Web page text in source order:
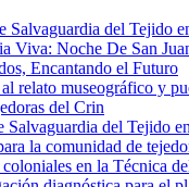
Salvaguardia del Tejido
Viva: Noche De San
Encantando el Futuro
relato museográfico y
del Crin
Salvaguardia del Tejido
la comunidad de
en la Técnica